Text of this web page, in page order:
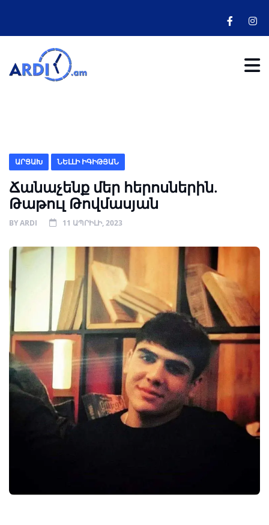
ԱՐՑԱԽ ՆԵԼԼԻ ԻԳԻԹՅԱՆ
Ճանաչենք մեր հերոսներին.
Թաթուլ Թովմասյան
BYARDI 11 ԱՊՐԻԼԻ, 2023